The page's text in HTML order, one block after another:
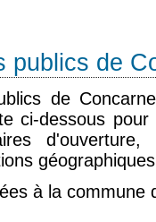
publics de
de
ci-dessous
à la commune